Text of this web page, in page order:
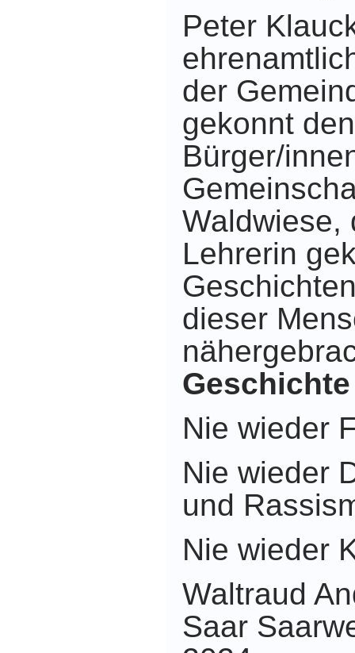
Peter
der
gekonnt
Bürger/
Waldwiese,
Lehrerin
dieser
Nie wieder
Nie wieder
und
Nie wieder
Waltraud
Saar